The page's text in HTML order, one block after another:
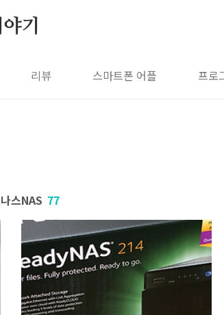
기
리뷰 스마트폰 어플 프로
스NAS 77